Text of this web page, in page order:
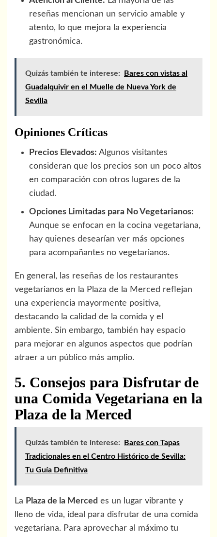
reseñas mencionan un servicio amable y
atento, lo que mejora la experiencia
gastronómica.
Quizás también te interese:
Bares con vistas al
Guadalquivir en el Muelle de Nueva York de
Sevilla
Opiniones Críticas
Precios Elevados: Algunos visitantes
consideran que los precios son un poco altos
en comparación con otros lugares de la
ciudad.
Opciones Limitadas para No Vegetarianos:
Aunque se enfocan en la cocina vegetariana,
hay quienes desearían ver más opciones
para acompañantes no vegetarianos.
En general, las reseñas de los restaurantes
vegetarianos en la Plaza de la Merced reflejan
una experiencia mayormente positiva,
destacando la calidad de la comida y el
ambiente. Sin embargo, también hay espacio
para mejorar en algunos aspectos que podrían
atraer a un público más amplio.
5. Consejos para Disfrutar de
una Comida Vegetariana en la
Plaza de la Merced
Quizás también te interese:
Bares con Tapas
Tradicionales en el Centro Histórico de Sevilla:
Tu Guía Definitiva
La Plaza de la Merced es un lugar vibrante y
lleno de vida, ideal para disfrutar de una comida
vegetariana. Para aprovechar al máximo tu